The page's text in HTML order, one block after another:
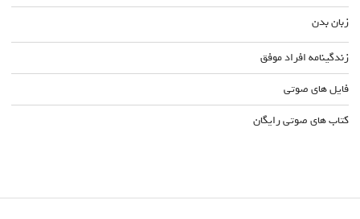
زبان بدن
زندگینامه افراد موفق
فایل های صوتی
کتاب های صوتی رایگان